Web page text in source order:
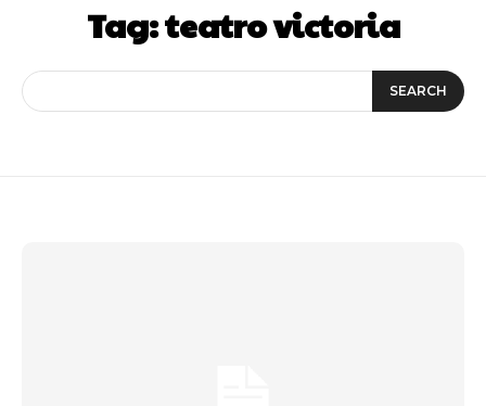
Tag:teatro victoria
SEARCH